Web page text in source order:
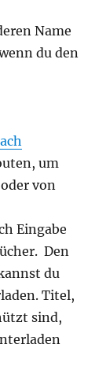
Name
du den
um
oder von
Eingabe
Den
du
Titel,
sind,